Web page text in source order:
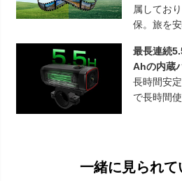
属してお
保。旅を
最長連続
Ahの内蔵
長時間安
で長時間
一緒に見られて